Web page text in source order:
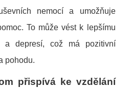
nemocí a umožňuje
To může vést k lepšímu
a depresí, což má pozitivní
pohodu.
přispívá ke vzdělání